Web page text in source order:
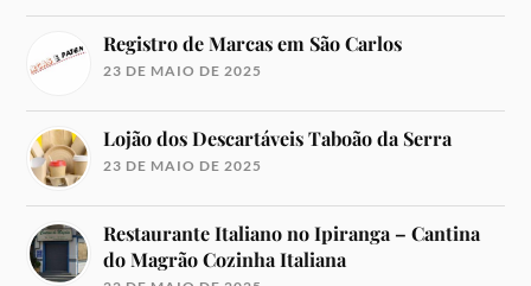
Registro de Marcas em São Carlos
23 DE MAIO DE 2025
Lojão dos Descartáveis Taboão da Serra
23 DE MAIO DE 2025
Restaurante Italiano no Ipiranga – Cantina
do Magrão Cozinha Italiana